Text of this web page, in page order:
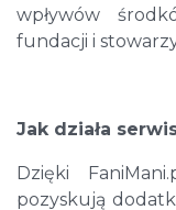
wpływów
fundacji i
Jak działa
Dzięki
pozyskują